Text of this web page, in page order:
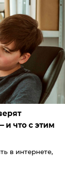
что с этим
в интернете,